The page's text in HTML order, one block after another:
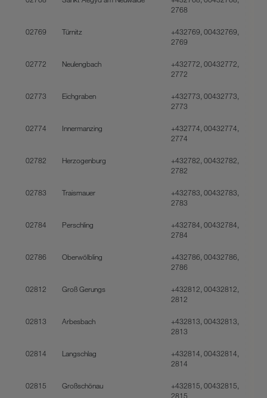
2768
02769 Türnitz
+432769, 00432769,
2769
02772 Neulengbach
+432772, 00432772,
2772
02773 Eichgraben
+432773, 00432773,
2773
02774 Innermanzing
+432774, 00432774,
2774
02782 Herzogenburg
+432782, 00432782,
2782
02783 Traismauer
+432783, 00432783,
2783
02784 Perschling
+432784, 00432784,
2784
02786 Oberwölbling
+432786, 00432786,
2786
02812 Groß Gerungs
+432812, 00432812,
2812
02813 Arbesbach
+432813, 00432813,
2813
02814 Langschlag
+432814, 00432814,
2814
02815 Großschönau
+432815, 00432815,
2815